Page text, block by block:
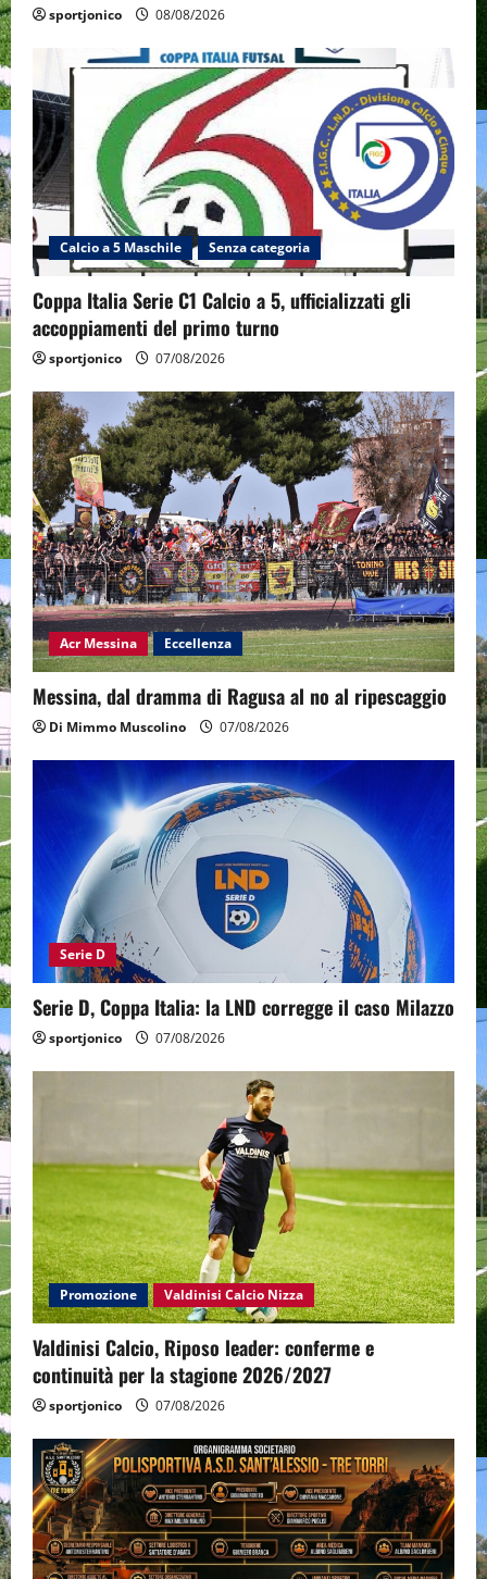
sportjonico 08/08/2026
Calcio a 5 Maschile Senza categoria
Coppa Italia Serie C1 Calcio a 5, ufficializzati gli
accoppiamenti del primo turno
sportjonico 07/08/2026
Acr Messina Eccellenza
Messina, dal dramma di Ragusa al no al ripescaggio
Di Mimmo Muscolino 07/08/2026
Serie D
Serie D, Coppa Italia: la LND corregge il caso Milazzo
sportjonico 07/08/2026
Promozione Valdinisi Calcio Nizza
Valdinisi Calcio, Riposo leader: conferme e
continuità per la stagione 2026/2027
sportjonico 07/08/2026